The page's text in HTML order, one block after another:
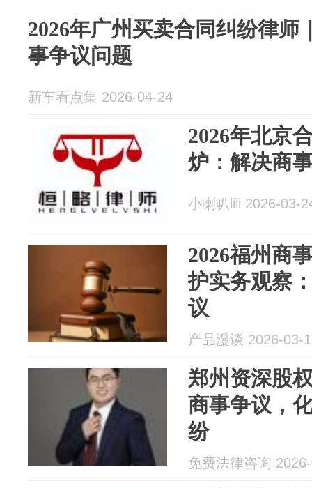
2026年广州买卖合同纠纷律师
事争议问题
新车看点集 2026-04-24
2026年北京
炉：解决商
小喇叭lili 2026-03-
2026福州商
护实务观察
议
产品漫谈 2026-03-
郑州资深股
商事争议，
纷
免费法律咨询